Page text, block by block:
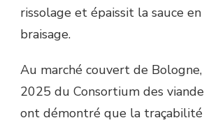
rissolage et épaissit la sauce
braisage.
Au marché couvert de
2025 du Consortium des
ont démontré que la